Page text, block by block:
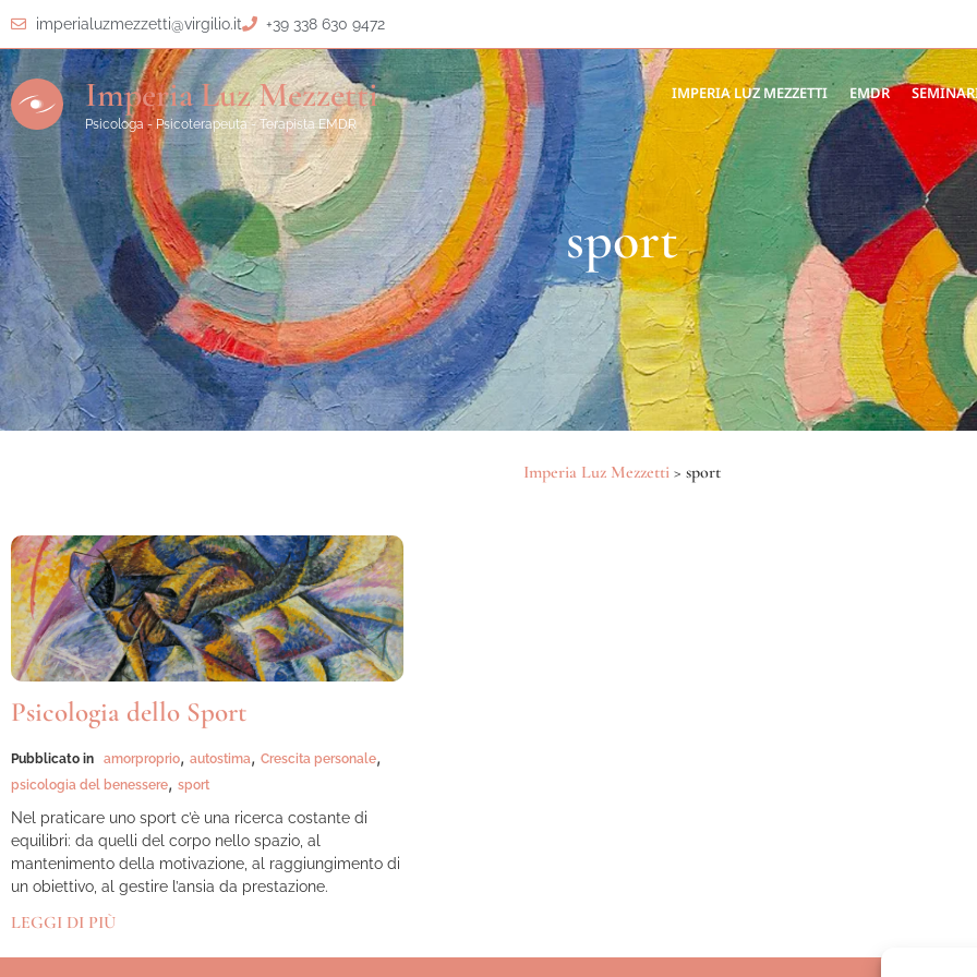
imperialuzmezzetti@virgilio.it +39 338 630 9472
Imperia Luz Mezzetti
Psicologa - Psicoterapeuta - Terapista EMDR
IMPERIA LUZ MEZZETTI EMDR
sport
Imperia Luz Mezzetti> sport
Psicologia dello Sport
Pubblicato in amorproprio, autostima, Crescita personale,
psicologia del benessere, sport
Nel praticare uno sport c’è una ricerca costante di
equilibri: da quelli del corpo nello spazio, al
mantenimento della motivazione, al raggiungimento di
un obiettivo, al gestire l’ansia da prestazione.
LEGGI DI PIÙ